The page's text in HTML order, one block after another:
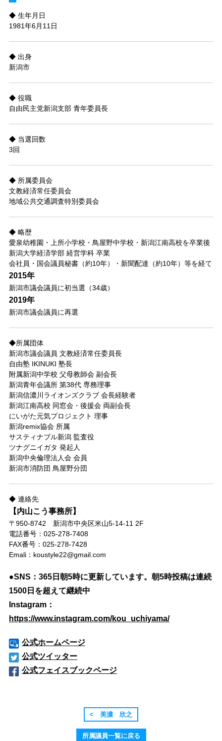
◆ 生年月日
1981年6月11日
◆ 出身
新潟市
◆ 役職
自由民主党新潟支部 青年委員長
◆ 当選回数
3回
◆ 所属委員会
文教経済常任委員会
地域公共交通調査特別委員会
◆ 略歴
愛泉幼稚園・上所小学校・鳥屋野中学校・新潟江南高校を卒業後
新潟大学経済学部 経営学科 卒業
会社員・国会議員秘書（約10年）・新聞配達（約10年）等を経て
2015年
新潟市議会議員に初当選（34歳）
2019年
新潟市議会議員に再選
◆所属団体
新潟市議会議員 文教経済常任委員長
自由塾 IKINUKI 塾長
附属新潟中学校 父母教師会 副会長
新潟青年会議所 第38代 専務理事
新潟信濃川ライオンズクラブ 会長経験者
新潟江南高校 同窓会・後援会 両副会長
にいがた元気プロジェクト 理事
新潟remix協会 所属
サスティナブル新潟 監査役
ツナグニイガタ 発起人
新潟中央倫理法人会 会員
新潟市消防団 鳥屋野分団
◆ 連絡先
【内山こう事務所】
〒950-8742 新潟市中央区米山5-14-11 2F
電話番号：025-278-7408
FAX番号：025-278-7428
Emali：koustyle22@gmail.com
●SNS：365日朝5時に更新しています。朝5時投稿は連続
1500日を超えて継続中
Instagram：
https://www.instagram.com/kou_uchiyama/
公式ホームページ
公式ツイッター
公式フェイスブックページ
< 美濃 欣之
所属議員一覧に戻る